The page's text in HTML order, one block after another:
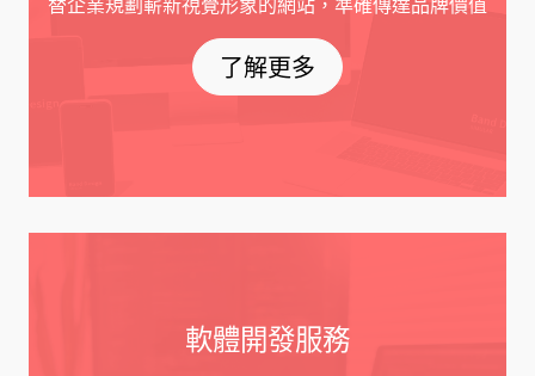
了解更多
軟體開發服務